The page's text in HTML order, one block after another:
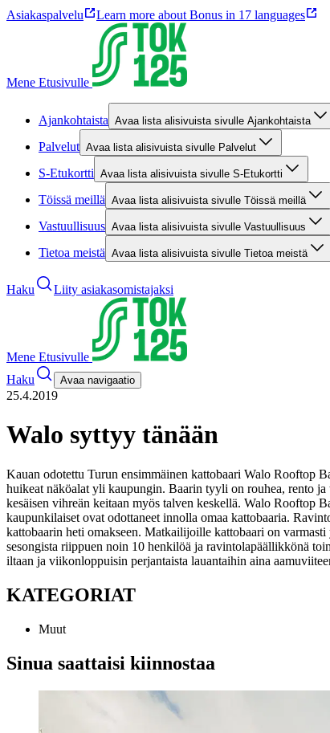
Asiakaspalvelu Learn more about Bonus in 17 languages
Mene Etusivulle
Ajankohtaista Avaa lista alisivuista sivulle Ajankohtaista
Palvelut Avaa lista alisivuista sivulle Palvelut
S-Etukortti Avaa lista alisivuista sivulle S-Etukortti
Töissä meillä Avaa lista alisivuista sivulle Töissä meillä
Vastuullisuus Avaa lista alisivuista sivulle Vastuullisuus
Tietoa meistä Avaa lista alisivuista sivulle Tietoa meistä
Haku Liity asiakasomistajaksi
Mene Etusivulle
Haku
Avaa navigaatio
25.4.2019
Walo syttyy tänään
Kauan odotettu Turun ensimmäinen kattobaari Walo Rooftop
huikeat näköalat yli kaupungin. Baarin tyyli on rouhea, rento
kesäisen vihreän keitaan myös talven keskellä. Walo Rooftop
kaupunkilaiset ovat odottaneet innolla omaa kattobaaria.
kattobaarin heti omakseen. Matkailijoille kattobaari on
sesongista riippuen noin 10 henkilöä ja ravintolapäällikkönä
iltaan ja viikonloppuisin perjantaista lauantaihin aina
KATEGORIAT
Muut
Sinua saattaisi kiinnostaa